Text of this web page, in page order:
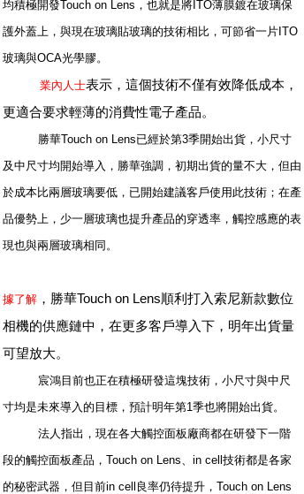
均積極開發Touch on Lens，也就是將ITO薄膜鍍在玻璃保
護外蓋上，與現在玻璃貼玻璃的技術相比，可節省一片ITO
玻璃與OCA光學膠。
業內人士表示，這個技術不僅有效降低成本，
更適合要求輕薄的消費性電子產品。
勝華Touch on Lens已經於第3季開始出貨，小尺寸
及中尺寸均開始導入，勝華強調，初期出貨的量不大，但由
於成本比兩層玻璃要低，已開始建議客戶使用此技術；在產
品優勢上，少一層玻璃也提升產品的穿透率，觸控感應的表
現也與兩層玻璃相同。
據了解 ，勝華Touch on Lens順利打入索尼新款數位
相機的供應鏈中，在更多客戶導入下，明年出貨量
可望放大。
宸鴻目前也正在積極研發這塊技術，小尺寸與中尺
寸均是未來導入的目標，預計明年第1季也將開始出貨。
法人指出，現在各大觸控面板廠商都在研發下一階
段的觸控面板產品，Touch on Lens、in cell技術都是各家
的秘密武器，但目前in cell良率仍待提升，Touch on Lens